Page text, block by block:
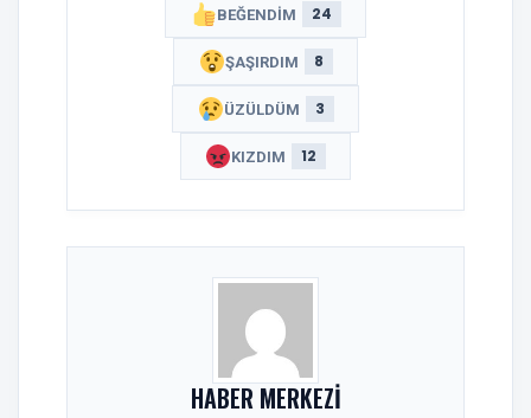
BEĞENDIM 24
ŞAŞIRDIM 8
ÜZÜLDÜM 3
KIZDIM 12
HABER MERKEZI